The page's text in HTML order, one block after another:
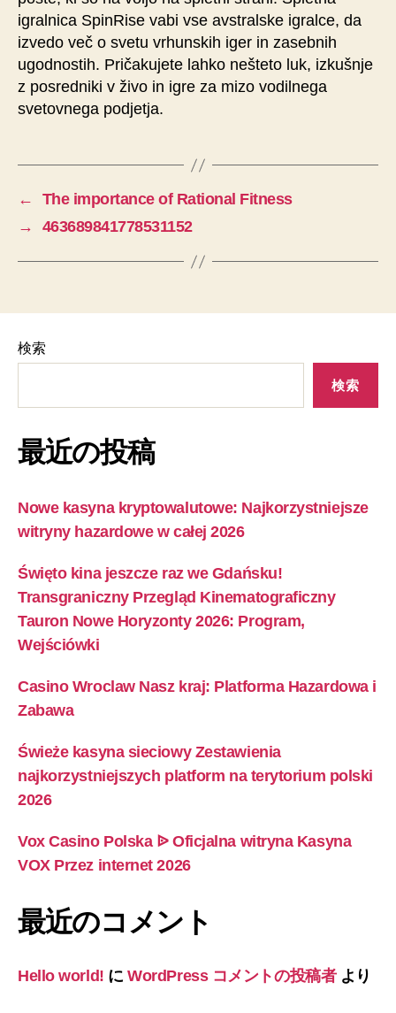
igralnica SpinRise vabi vse avstralske igralce, da
izvedo več o svetu vrhunskih iger in zasebnih
ugodnostih. Pričakujete lahko nešteto luk, izkušnje
z posredniki v živo in igre za mizo vodilnega
svetovnega podjetja.
←
The importance of Rational Fitness
→
463689841778531152
検索
検索
最近の投稿
Nowe kasyna kryptowalutowe: Najkorzystniejsze
witryny hazardowe w całej 2026
Święto kina jeszcze raz we Gdańsku!
Transgraniczny Przegląd Kinematograficzny
Tauron Nowe Horyzonty 2026: Program,
Wejściówki
Casino Wroclaw Nasz kraj: Platforma Hazardowa i
Zabawa
Świeże kasyna sieciowy Zestawienia
najkorzystniejszych platform na terytorium polski
2026
Vox Casino Polska ᐉ Oficjalna witryna Kasyna
VOX Przez internet 2026
最近のコメント
Hello world! にWordPress コメントの投稿者より